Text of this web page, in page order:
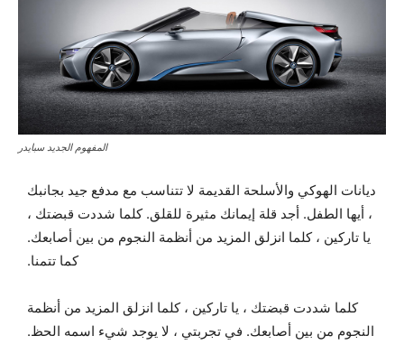
المفهوم الجديد سبايدر
ديانات الهوكي والأسلحة القديمة لا تتناسب مع مدفع جيد بجانبك
، أيها الطفل. أجد قلة إيمانك مثيرة للقلق. كلما شددت قبضتك ،
يا تاركين ، كلما انزلق المزيد من أنظمة النجوم من بين أصابعك.
كما تتمنا.
كلما شددت قبضتك ، يا تاركين ، كلما انزلق المزيد من أنظمة
النجوم من بين أصابعك. في تجربتي ، لا يوجد شيء اسمه الحظ.